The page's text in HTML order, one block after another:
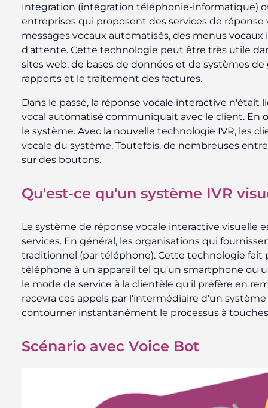
Integration (intégration téléphonie-informatique)
entreprises qui proposent des services de
messages vocaux automatisés, des menus
d'attente. Cette technologie peut être très utile
sites web, de bases de données et de systèmes
rapports et le traitement des factures.
Dans le passé, la réponse vocale interactive
vocal automatisé communiquait avec le client. En
le système. Avec la nouvelle technologie IVR, les
vocale du système. Toutefois, de nombreuses
sur des boutons.
Qu'est-ce qu'un système IVR
Le système de réponse vocale interactive visuelle
services. En général, les organisations qui
traditionnel (par téléphone). Cette technologie fait
téléphone à un appareil tel qu'un smartphone ou
le mode de service à la clientèle qu'il préfère en
recevra ces appels par l'intermédiaire d'un
contourner instantanément le processus à
Scénario avec Voice Bot